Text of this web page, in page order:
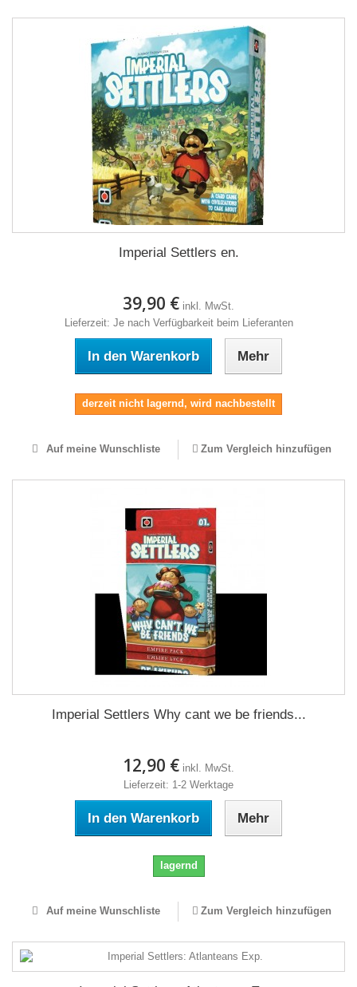
Imperial Settlers en.
39,90 € inkl. MwSt.
Lieferzeit: Je nach Verfügbarkeit beim Lieferanten
In den Warenkorb Mehr
derzeit nicht lagernd, wird nachbestellt
Auf meine Wunschliste Zum Vergleich hinzufügen
Imperial Settlers Why cant we be friends...
12,90 € inkl. MwSt.
Lieferzeit: 1-2 Werktage
In den Warenkorb Mehr
lagernd
Auf meine Wunschliste Zum Vergleich hinzufügen